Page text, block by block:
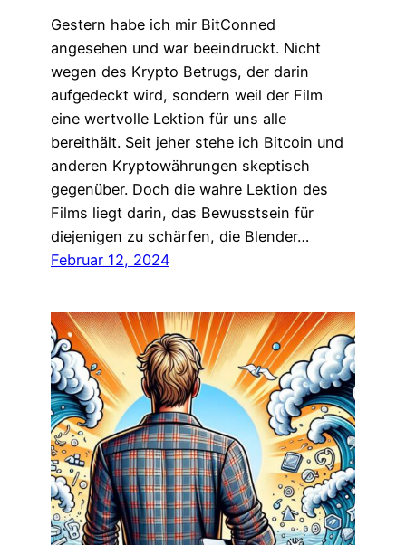
Gestern habe ich mir BitConned
angesehen und war beeindruckt. Nicht
wegen des Krypto Betrugs, der darin
aufgedeckt wird, sondern weil der Film
eine wertvolle Lektion für uns alle
bereithält. Seit jeher stehe ich Bitcoin und
anderen Kryptowährungen skeptisch
gegenüber. Doch die wahre Lektion des
Films liegt darin, das Bewusstsein für
diejenigen zu schärfen, die Blender…
Februar 12, 2024